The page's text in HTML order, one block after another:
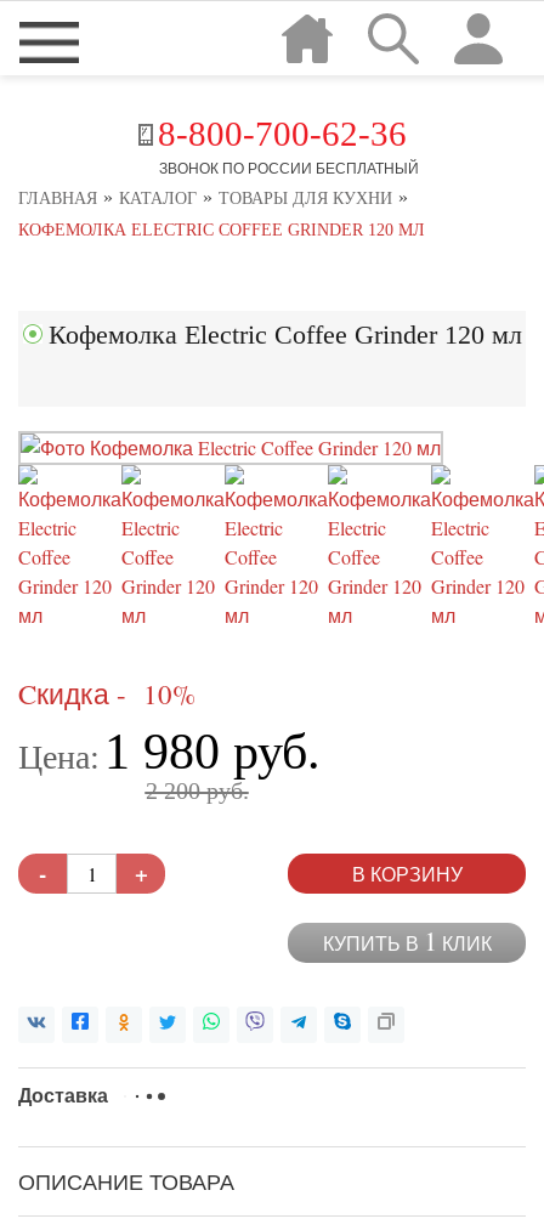
8-800-700-62-36
ЗВОНОК ПО РОССИИ БЕСПЛАТНЫЙ
ГЛАВНАЯ » КАТАЛОГ » ТОВАРЫ ДЛЯ КУХНИ »
КОФЕМОЛКА ELECTRIC COFFEE GRINDER 120 МЛ
Кофемолка Electric Coffee Grinder 120 мл
Cкидка - 10%
Цена: 1 980 руб.
2 200 руб.
- + В КОРЗИНУ
КУПИТЬ В 1 КЛИК
Доставка
ОПИСАНИЕ ТОВАРА